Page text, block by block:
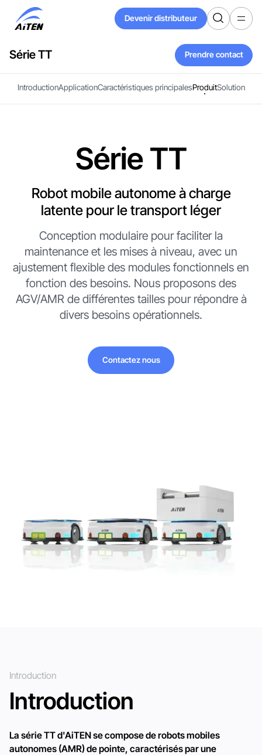
Main
Content
Devenir distributeur
Devenir distributeur
Série TT
Prendre contact
Prendre contact
IntroductionApplicationCaractéristiques principalesProduitSolution
Série TT
Robot mobile autonome à charge
latente pour le transport léger
Conception modulaire pour faciliter la
maintenance et les mises à niveau, avec un
ajustement flexible des modules fonctionnels en
fonction des besoins. Nous proposons des
AGV/AMR de différentes tailles pour répondre à
divers besoins opérationnels.
Contactez nous
Introduction
Introduction
La série TT d'AiTEN se compose de robots mobiles
autonomes (AMR) de pointe, caractérisés par une